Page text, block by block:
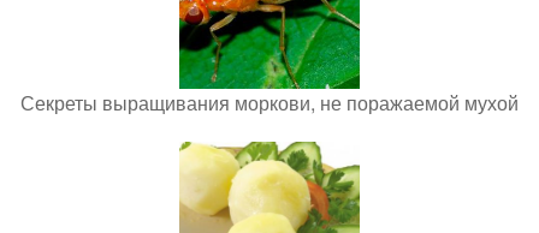
Секреты выращивания моркови, не поражаемой мухой